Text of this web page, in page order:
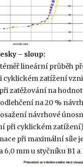
– sloup:
lineární průběh
cyklickém zatížení
zatěžování na
na 20 %
návrhové
při cyklickém
při maximální síle
6,0 mm u styčníku B1 a